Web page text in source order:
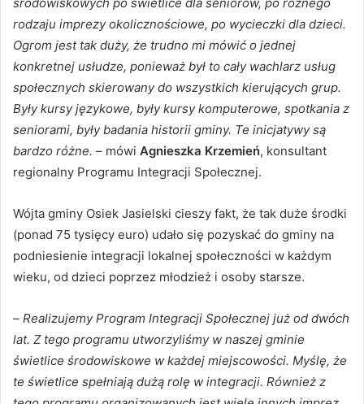
rodzaju imprezy okolicznościowe, po wycieczki dla dzieci.
Ogrom jest tak duży, że trudno mi mówić o jednej
konkretnej usłudze, ponieważ był to cały wachlarz usług
społecznych skierowany do wszystkich kierujących grup.
Były kursy językowe, były kursy komputerowe, spotkania z
seniorami, były badania historii gminy. Te inicjatywy są
bardzo różne. – mówi Agnieszka Krzemień, konsultant
regionalny Programu Integracji Społecznej.
Wójta gminy Osiek Jasielski cieszy fakt, że tak duże środki
(ponad 75 tysięcy euro) udało się pozyskać do gminy na
podniesienie integracji lokalnej społeczności w każdym
wieku, od dzieci poprzez młodzież i osoby starsze.
– Realizujemy Program Integracji Społecznej już od dwóch
lat. Z tego programu utworzyliśmy w naszej gminie
świetlice środowiskowe w każdej miejscowości. Myślę, że
te świetlice spełniają dużą rolę w integracji. Również z